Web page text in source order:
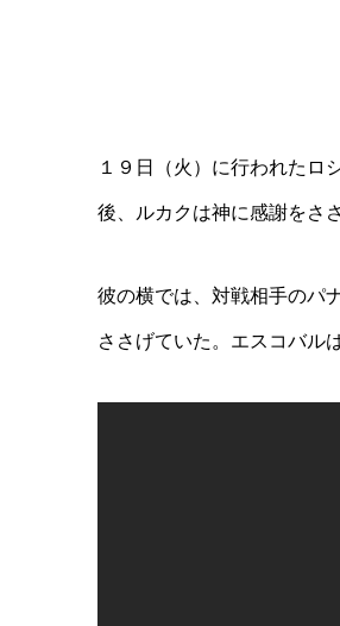
１９日（火）に行われたロ
後、ルカクは神に感謝をさ
彼の横では、対戦相手のパ
ささげていた。エスコバル